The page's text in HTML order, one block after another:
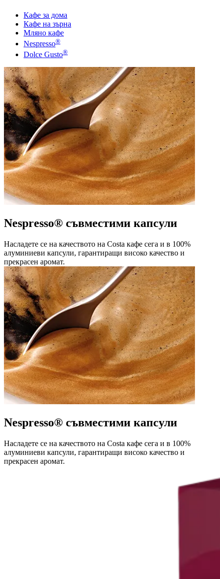
Кафе за дома
Кафе на зърна
Мляно кафе
Nespresso®
Dolce Gusto®
Nespresso® съвместими капсули
Насладете се на качеството на Costa кафе сега и в 100%
алуминиеви капсули, гарантиращи високо качество и
прекрасен аромат.
Nespresso® съвместими капсули
Насладете се на качеството на Costa кафе сега и в 100%
алуминиеви капсули, гарантиращи високо качество и
прекрасен аромат.